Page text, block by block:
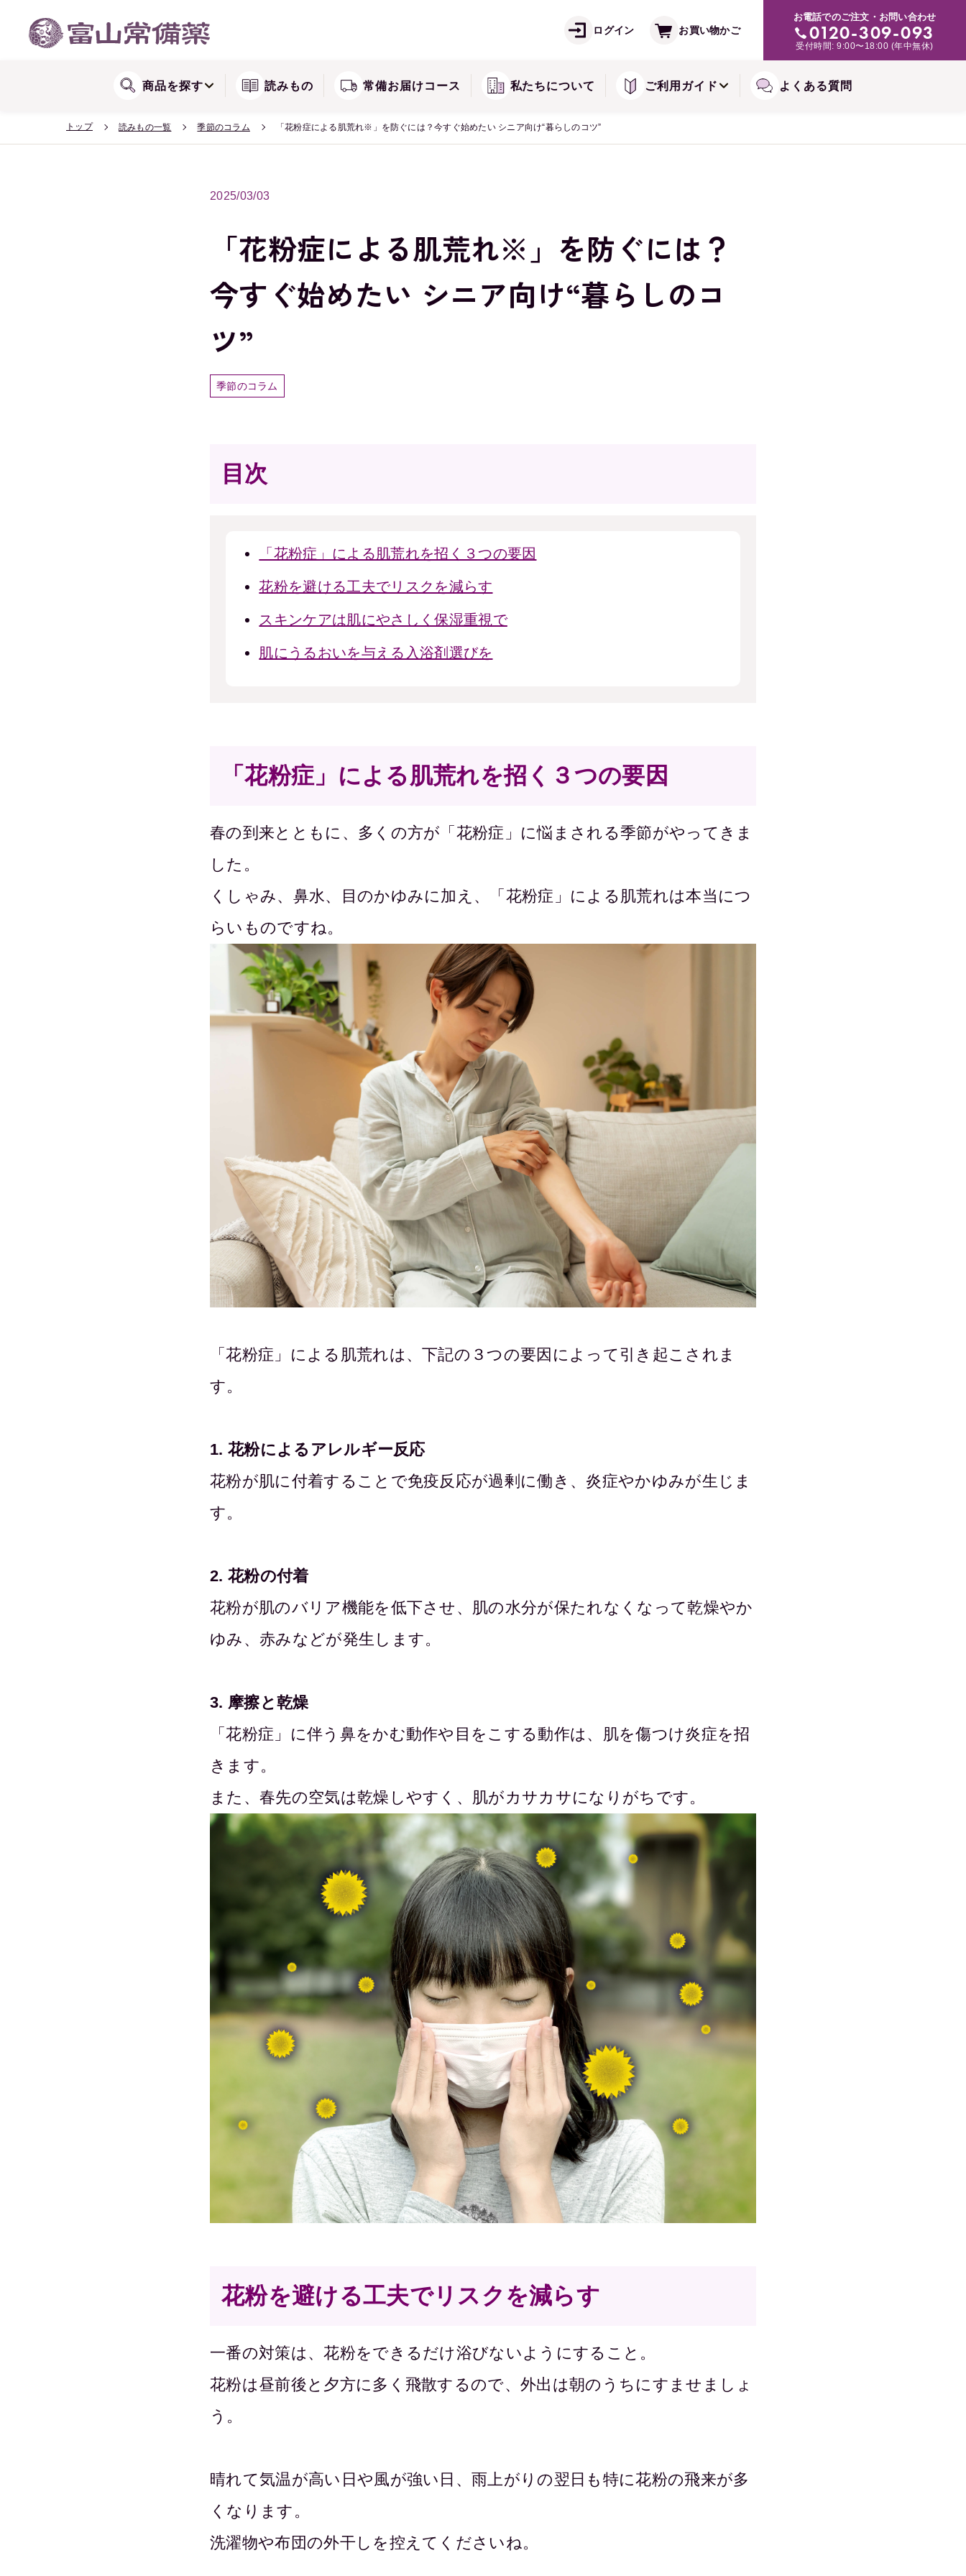
ログイン お買い物かご
お電話でのご注文・お問い合わせ
0120-309-093
受付時間: 9:00〜18:00 (年中無休)
商品を探す
リョウシンシリーズ
痛み・肌トラブルの緩和に
読みもの 常備お届けコース 私たちについて ご利用ガイド
常備お届けコースについて
よくある質問
トップ 読みもの一覧 季節のコラム 「花粉症による肌荒れ※」を防ぐには？今すぐ始めたい シニア向け“暮らしのコツ”
2025/03/03
「花粉症による肌荒れ※」を防ぐには？
今すぐ始めたい シニア向け“暮らしのコ
ツ”
季節のコラム
目次
「花粉症」による肌荒れを招く３つの要因
花粉を避ける工夫でリスクを減らす
スキンケアは肌にやさしく保湿重視で
肌にうるおいを与える入浴剤選びを
「花粉症」による肌荒れを招く３つの要因
春の到来とともに、多くの方が「花粉症」に悩まされる季節がやってきま
した。
くしゃみ、鼻水、目のかゆみに加え、「花粉症」による肌荒れは本当につ
らいものですね。
「花粉症」による肌荒れは、下記の３つの要因によって引き起こされま
す。
1. 花粉によるアレルギー反応
花粉が肌に付着することで免疫反応が過剰に働き、炎症やかゆみが生じま
す。
2. 花粉の付着
花粉が肌のバリア機能を低下させ、肌の水分が保たれなくなって乾燥やか
ゆみ、赤みなどが発生します。
3. 摩擦と乾燥
「花粉症」に伴う鼻をかむ動作や目をこする動作は、肌を傷つけ炎症を招
きます。
また、春先の空気は乾燥しやすく、肌がカサカサになりがちです。
花粉を避ける工夫でリスクを減らす
一番の対策は、花粉をできるだけ浴びないようにすること。
花粉は昼前後と夕方に多く飛散するので、外出は朝のうちにすませましょ
う。
晴れて気温が高い日や風が強い日、雨上がりの翌日も特に花粉の飛来が多
くなります。
洗濯物や布団の外干しを控えてくださいね。